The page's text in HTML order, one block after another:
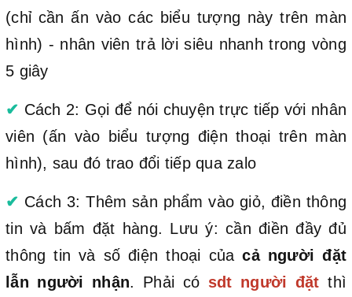
(chỉ cần ấn vào các biểu tượng này trên màn
hình) - nhân viên trả lời siêu nhanh trong vòng
5 giây
✔ Cách 2: Gọi để nói chuyện trực tiếp với nhân
viên (ấn vào biểu tượng điện thoại trên màn
hình), sau đó trao đổi tiếp qua zalo
✔ Cách 3: Thêm sản phẩm vào giỏ, điền thông
tin và bấm đặt hàng. Lưu ý: cần điền đầy đủ
thông tin và số điện thoại củacả người đặt
lẫn người nhận. Phải có sdt người đặt thì